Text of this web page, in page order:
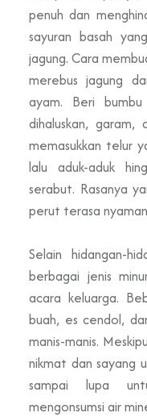
penuh dan
sayuran basah
jagung. Cara
merebus jagung
ayam. Beri
dihaluskan, garam,
memasukkan telur
lalu aduk-aduk
serabut. Rasanya
perut terasa
Selain hidangan-
berbagai jenis
acara keluarga.
buah, es cendol,
manis-manis.
nikmat dan sayang
sampai lupa
mengonsumsi air